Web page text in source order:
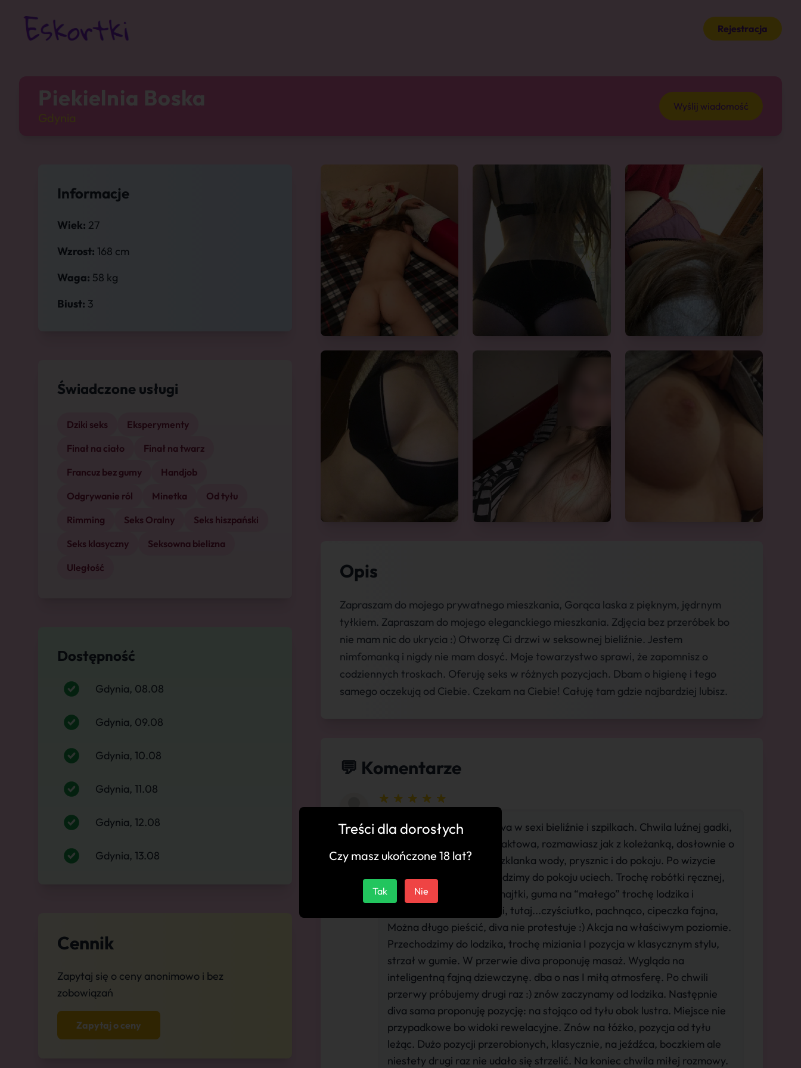
Rejestracja
Piekielnia Boska Wyślij wiadomość
Informacje
Wiek: 27
Wzrost: 168 cm
Waga: 58 kg
Biust: 3
Świadczone usługi
Dziki seks
Eksperymenty
Finał na ciało
Finał na twarz
Francuz bez gumy
Handjob
Odgrywanie ról
Minetka
Od tyłu
Rimming
Seks Oralny
Seks hiszpański
Seks klasyczny
Seksowna bielizna
Uległość
Dostępność
Gdynia, 08.08
Gdynia, 09.08
Gdynia, 10.08
Gdynia, 11.08
Gdynia, 12.08
Gdynia, 13.08
Cennik
Zapytaj się o ceny anonimowo i bez
zobowiązań
Zapytaj o ceny
Opis
Zapraszam do mojego prywatnego mieszkania, Gorąca laska z pięknym, jędrnym
tyłkiem. Zapraszam do mojego eleganckiego mieszkania. Zdjęcia bez przeróbek bo
nie mam nic do ukrycia :) Otworzę Ci drzwi w seksownej bieliźnie. Jestem
nimfomanką i nigdy nie mam dosyć. Moje towarzystwo sprawi, że zapomnisz o
codziennych troskach. Oferuję seks w różnych pozycjach. Dbam o higienę i tego
samego oczekują od Ciebie. Czekam na Ciebie! Całuję tam gdzie najbardziej lubisz.
💬 Komentarze
"W drzwiach wita nas diva w sexi bieliźnie i szpilkach. Chwila luźnej gadki,
dziewczyna bardzo kontaktowa, rozmawiasz jak z koleżanką, dosłownie o
wszystkim, totalny luz, szklanka wody, prysznic i do pokoju. Po wizycie
pod prysznicem przechodzimy do pokoju uciech. Trochę robótki ręcznej,
miziania, spada stanik, majtki, guma na “małego” trochę lodzika i
przechodzimy do minetki, tutaj...czyściutko, pachnąco, cipeczka fajna,
Można długo pieścić, diva nie protestuje :) Akcja na właściwym poziomie.
Przechodzimy do lodzika, trochę miziania I pozycja w klasycznym stylu,
strzał w gumie. W przerwie diva proponuję masaż. Wygląda na
inteligentną fajną dziewczynę. dba o nas I miłą atmosferę. Po chwili
przerwy próbujemy drugi raz :) znów zaczynamy od lodzika. Następnie
diva sama proponuję pozycję: na stojąco od tyłu obok lustra. Miejsce nie
przypadkowe bo widoki rewelacyjne. Znów na łóżko, pozycja od tyłu
leżąc. Dużo pozycji przerobionych, klasycznie, na jeźdźca, boczkiem ale
niestety drugi raz nie udało się strzelić. Na koniec chwila miłej rozmowy.
Treści dla dorosłych
Czy masz ukończone 18 lat?
Tak Nie